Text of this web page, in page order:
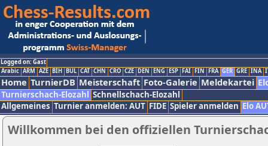
Logged on: Gast
Arabic ARM AZE BIH BUL CAT CHN CRO CZE DEN ENG ESP FAI FIN FRA GER GRE INA
Home TurnierDB Meisterschaft Foto-Galerie Meldekartei
Turnierschach-Elozahl Schnellschach-Elozahl
Allgemeines Turnier anmelden: AUT FIDE Spieler anmelden Elo
Willkommen bei den offiziellen